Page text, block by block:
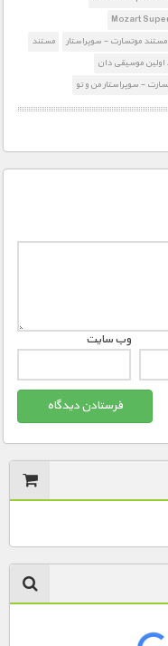
مستند موتسارت - سوپراستار
مستند
اولین موسیقی دان
- سوپراستار من و تو
وب‌ سایت